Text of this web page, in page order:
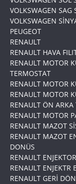
VOLKSWAGEN SAG
VOLKSWAGEN
PEUGEOT
RENAULT
RENAULT HAVA
RENAULT MOTOR
TERMOSTAT
RENAULT MOTOR
RENAULT MOTOR
RENAULT ÖN ARKA
RENAULT MOTOR
RENAULT MAZOT
RENAULT MAZOT
DONÜS
RENAULT ENJEKTOR
RENAULT ENJEKTR
RENAULT GERİ